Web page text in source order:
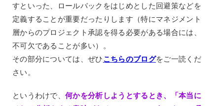
すといった、ロールバックをはじめとした回避策などを
定義することが重要だったりします（特にマネジメント
層からのプロジェクト承認を得る必要がある場合には、
不可欠であることが多い）。
その部分については、ぜひこちらのブログをご一読くだ
さい。
というわけで、何かを分析しようとするとき、「本当に